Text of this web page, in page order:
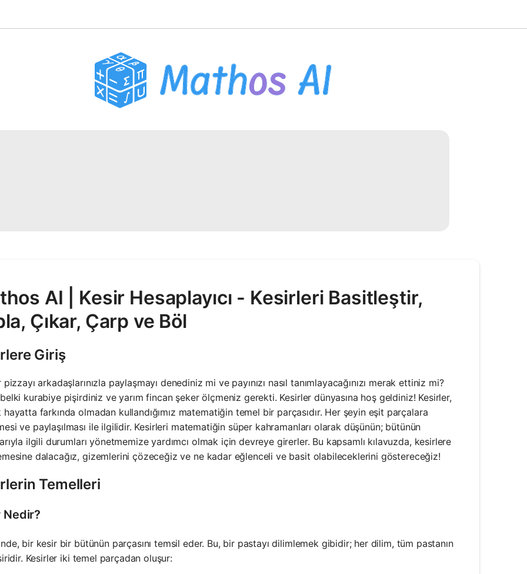
AI | Kesir Hesaplayıcı - Kesirleri Basitleştir,
Çıkar, Çarp ve Böl
Giriş
arkadaşlarınızla paylaşmayı denediniz mi ve payınızı nasıl tanımlayacağınızı merak ettiniz mi?
kurabiye pişirdiniz ve yarım fincan şeker ölçmeniz gerekti. Kesirler dünyasına hoş geldiniz! Kesirler,
hayatta farkında olmadan kullandığımız matematiğin temel bir parçasıdır. Her şeyin eşit parçalara
ve paylaşılması ile ilgilidir. Kesirleri matematiğin süper kahramanları olarak düşünün; bütünün
ilgili durumları yönetmemize yardımcı olmak için devreye girerler. Bu kapsamlı kılavuzda, kesirlere
dalacağız, gizemlerini çözeceğiz ve ne kadar eğlenceli ve basit olabileceklerini göstereceğiz!
Temelleri
Nedir?
bir kesir bir bütünün parçasını temsil eder. Bu, bir pastayı dilimlemek gibidir; her dilim, tüm pastanın
Kesirler iki temel parçadan oluşur: